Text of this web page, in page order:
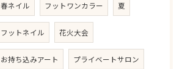
春ネイル フットワンカラー 夏
フットネイル 花火大会
お持ち込みアート プライベートサロン